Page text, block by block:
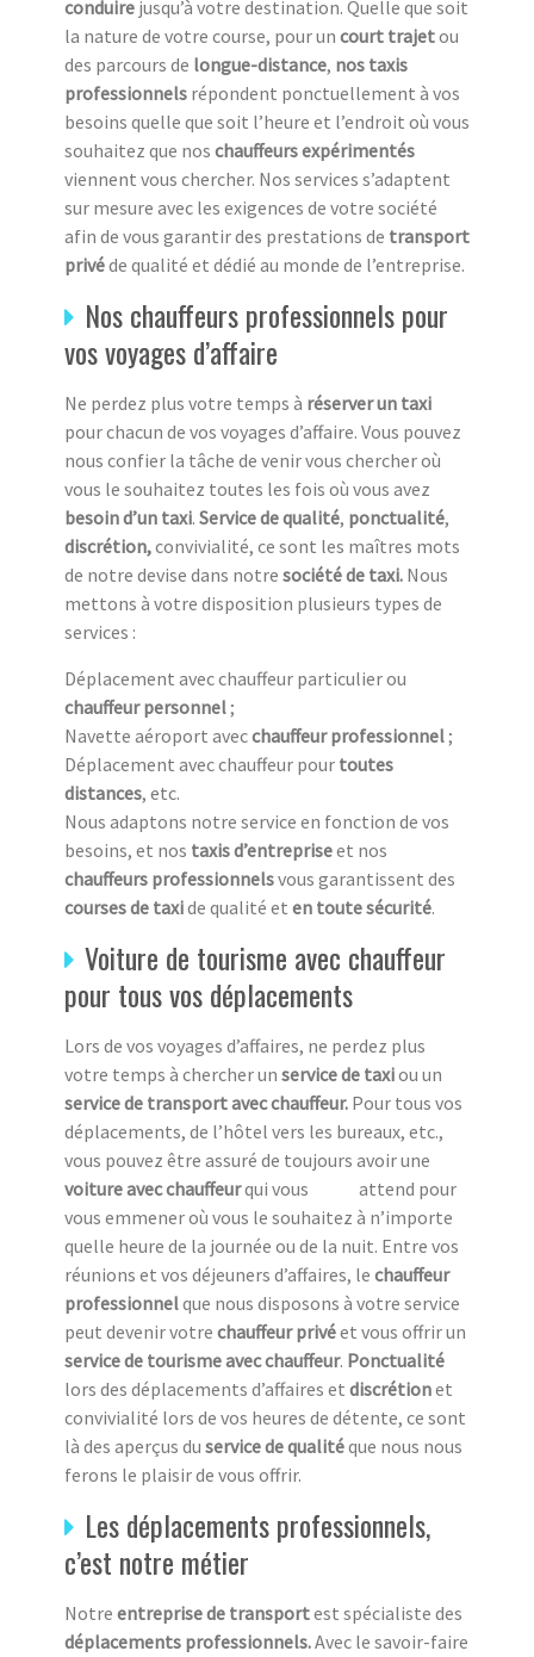
conduire jusqu’à votre destination. Quelle que soit
la nature de votre course, pour un court trajetou
des parcours de longue-distance, nos taxis
professionnels répondent ponctuellement à vos
besoins quelle que soit l’heure et l’endroit où vous
souhaitez que nos chauffeurs expérimentés
viennent vous chercher. Nos services s’adaptent
sur mesure avec les exigences de votre société
afin de vous garantir des prestations de transport
privéde qualité et dédié au monde de l’entreprise.
Nos chauffeurs professionnels pour
vos voyages d’affaire
Ne perdez plus votre temps à réserver un taxi
pour chacun de vos voyages d’affaire. Vous pouvez
nous confier la tâche de venir vous chercher où
vous le souhaitez toutes les fois où vous avez
besoin d’un taxi. Service de qualité, ponctualité,
discrétion,convivialité, ce sont les maîtres mots
de notre devise dans notre société de taxi. Nous
mettons à votre disposition plusieurs types de
services :
Déplacement avec chauffeur particulier ou
chauffeur personnel;
Navette aéroport avecchauffeur professionnel;
Déplacement avec chauffeur pour toutes
distances, etc.
Nous adaptons notre service en fonction de vos
besoins, et nos taxis d’entrepriseet nos
chauffeurs professionnelsvous garantissent des
courses de taxide qualité et en toute sécurité.
Voiture de tourisme avec chauffeur
pour tous vos déplacements
Lors de vos voyages d’affaires, ne perdez plus
votre temps à chercher un service de taxiou un
service de transport avec chauffeur. Pour tous vos
déplacements, de l’hôtel vers les bureaux, etc.,
vous pouvez être assuré de toujours avoir une
voiture avec chauffeurqui vous attend pour
vous emmener où vous le souhaitez à n’importe
quelle heure de la journée ou de la nuit. Entre vos
réunions et vos déjeuners d’affaires, le chauffeur
professionnelque nous disposons à votre service
peut devenir votre chauffeur privéet vous offrir un
service de tourisme avec chauffeur. Ponctualité
lors des déplacements d’affaires et discrétionet
convivialité lors de vos heures de détente, ce sont
là des aperçus du service de qualitéque nous nous
ferons le plaisir de vous offrir.
Les déplacements professionnels,
c’est notre métier
Notre entreprise de transportest spécialiste des
déplacements professionnels.Avec le savoir-faire